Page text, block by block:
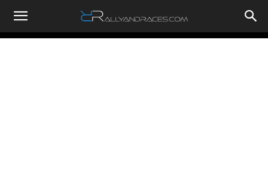
RallyandRaces.com